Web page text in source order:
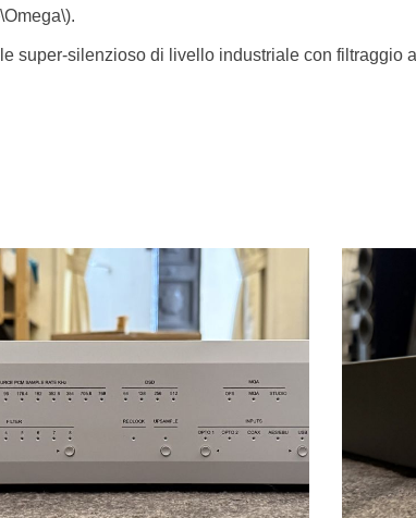
super-silenzioso di livello industriale con filtraggio